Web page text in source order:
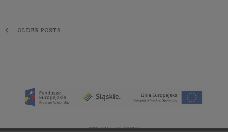
OLDER POSTS
STRONA GŁÓWNA